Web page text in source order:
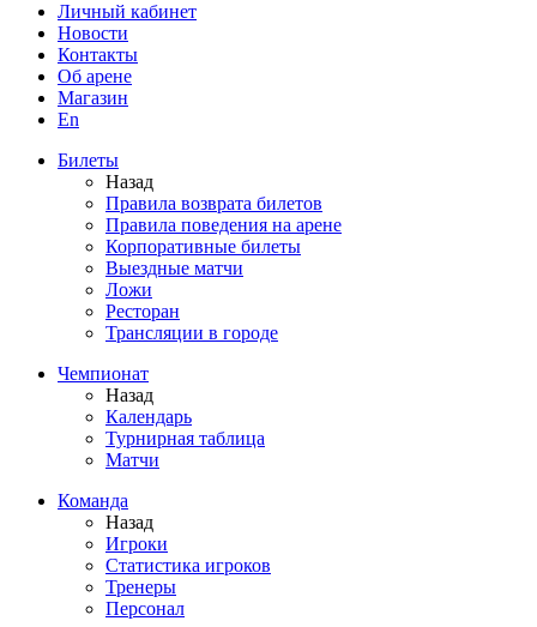
Личный кабинет
Новости
Контакты
Об арене
Магазин
En
Билеты
Назад
Правила возврата билетов
Правила поведения на арене
Корпоративные билеты
Выездные матчи
Ложи
Ресторан
Трансляции в городе
Чемпионат
Назад
Календарь
Турнирная таблица
Матчи
Команда
Назад
Игроки
Статистика игроков
Тренеры
Персонал